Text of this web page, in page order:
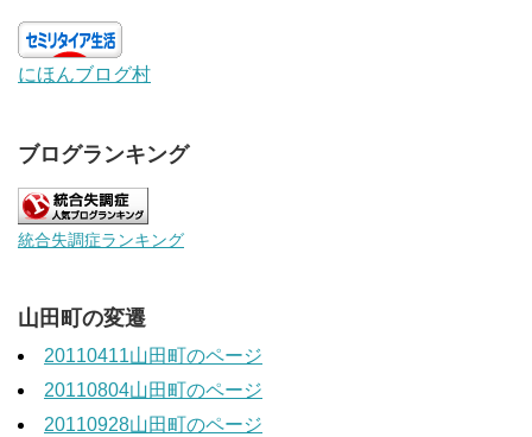
にほんブログ村
ブログランキング
統合失調症ランキング
山田町の変遷
20110411山田町のページ
20110804山田町のページ
20110928山田町のページ